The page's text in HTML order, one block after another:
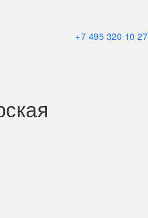
+7 495 320 10 27